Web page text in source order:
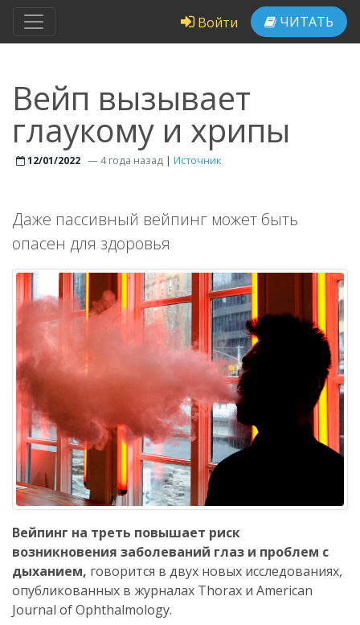
Войти ЧИТАТЬ
Вейп вызывает
глаукому и хрипы
12/01/2022 —4 года назад | Источник
Даже пассивный вейпинг может быть
опасен для здоровья
Вейпинг на треть повышает риск
возникновения заболеваний глаз и проблем с
дыханием, говорится в двух новых исследованиях,
опубликованных в журналах Thorax и American
Journal of Ophthalmology.